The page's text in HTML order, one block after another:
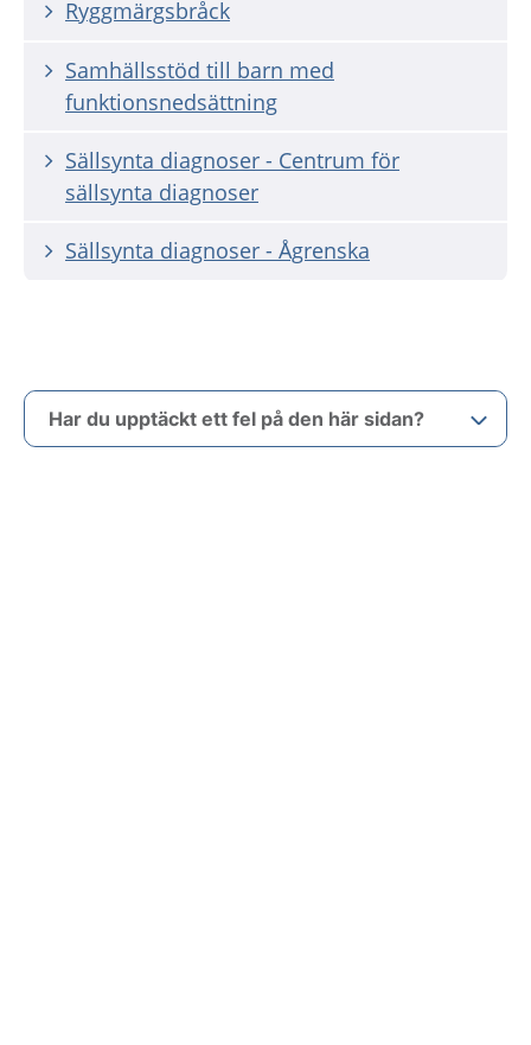
Ryggmärgsbråck
Samhällsstöd till barn med
funktionsnedsättning
Sällsynta diagnoser - Centrum för
sällsynta diagnoser
Sällsynta diagnoser - Ågrenska
Har du upptäckt ett fel på den här sidan?